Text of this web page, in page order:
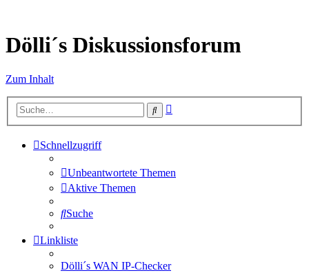
Dölli´s Diskussionsforum
Zum Inhalt
Suche
Schnellzugriff
Unbeantwortete Themen
Aktive Themen
Suche
Linkliste
Dölli´s WAN IP-Checker